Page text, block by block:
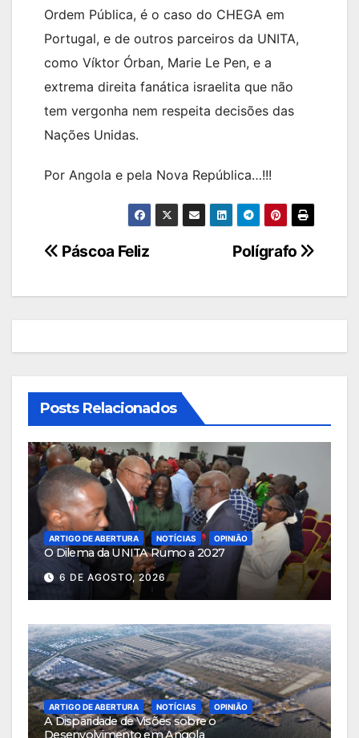
Ordem Pública, é o caso do CHEGA em
Portugal, e de outros parceiros da UNITA,
como Víktor Órban, Marie Le Pen, e a
extrema direita fanática israelita que não
tem vergonha nem respeita decisões das
Nações Unidas.
Por Angola e pela Nova República…!!!
Navegação
Polígrafo
Páscoa Feliz
Posts Relacionados
ARTIGO DE ABERTURA NOTÍCIAS OPINIÃO
O Dilema da UNITA Rumo a 2027
6 DE AGOSTO, 2026
ARTIGO DE ABERTURA NOTÍCIAS OPINIÃO
A Disparidade de Visões sobre o
Desenvolvimento em Angola